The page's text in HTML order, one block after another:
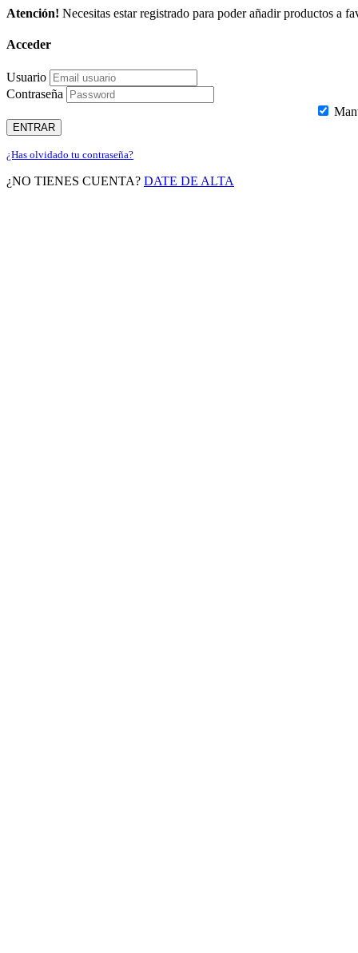
Atención! Necesitas estar registrado para poder añadir productos a
Acceder
Usuario
Contraseña
ENTRAR
¿Has olvidado tu contraseña?
¿NO TIENES CUENTA? DATE DE ALTA